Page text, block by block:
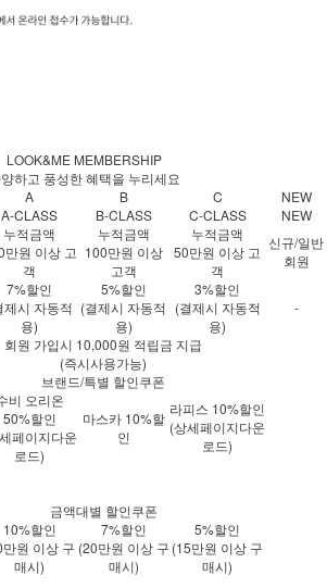
LOOK&ME MEMBERSHIP
하고 풍성한 혜택을 누리세요
A B C
NEW
A-CLASS B-CLASS C-CLASS
NEW
누적금액
만원 이상 고
객
누적금액
100만원 이상
고객
누적금액
50만원 이상 고
객
신규/일반
회원
7%할인
제시 자동적
용)
5%할인
(결제시 자동적
용)
3%할인
(결제시 자동적
용)
-
회원 가입시 10,000원 적립금 지급
(즉시사용가능)
브랜드/특별 할인쿠폰
비 오리온
50%할인
페이지다운
로드)
마스카 10%할
인
라피스 10%할인
(상세페이지다운
로드)
금액대별 할인쿠폰
10%할인
만원 이상 구
매시)
7%할인
(20만원 이상 구
매시)
5%할인
(15만원 이상 구
매시)